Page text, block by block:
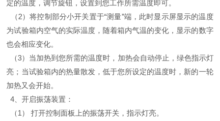
定的温度，调节旋钮，设置到您工作所需温度即可。
（2）将控制部分小开关置于“测量”端，此时显示屏显示的温度
为试验箱内空气的实际温度，随着箱内气温的变化，显示的数字
也会相应变化。
（3）当加热到您所需的温度时，加热会自动停止，绿色指示灯
亮；当试验箱内的热量散发，低于您所设定的温度时，新的一轮
加热又会开始。
4、开启振荡装置：
（1） 打开控制面板上的振荡开关，指示灯亮。